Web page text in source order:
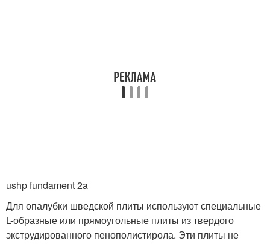
ushp fundament 2a
Для опалубки шведской плиты используют специальные
L-образные или прямоугольные плиты из твердого
экструдированного пенополистирола. Эти плиты не